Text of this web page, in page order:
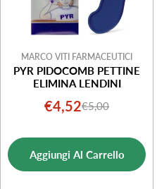
MARCO VITI FARMACEUTICI
PYR PIDOCOMB PETTINE
ELIMINA LENDINI
Prezzo
vendita
€4,52Prezzo
€5,00
Aggiungi Al Carrello